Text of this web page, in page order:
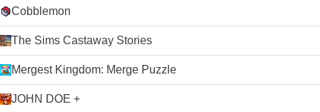
Cobblemon
The Sims Castaway Stories
Mergest Kingdom: Merge Puzzle
JOHN DOE +